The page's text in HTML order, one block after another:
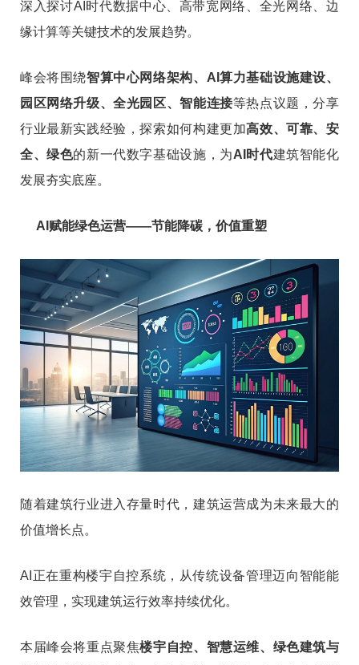
深入探讨AI时代数据中心、高带宽网络、全光网络、边
缘计算等关键技术的发展趋势。
峰会将围绕智算中心网络架构、AI算力基础设施建设、
园区网络升级、全光园区、智能连接等热点议题，分享
行业最新实践经验，探索如何构建更加高效、可靠、安
全、绿色的新一代数字基础设施，为AI时代建筑智能化
发展夯实底座。
AI赋能绿色运营——节能降碳，价值重塑
随着建筑行业进入存量时代，建筑运营成为未来最大的
价值增长点。
AI正在重构楼宇自控系统，从传统设备管理迈向智能能
效管理，实现建筑运行效率持续优化。
本届峰会将重点聚焦楼宇自控、智慧运维、绿色建筑与